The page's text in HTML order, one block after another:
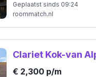
Geplaatst sinds 09:24
roommatch.nl
Clariet Kok-van
€ 2,300 p/m